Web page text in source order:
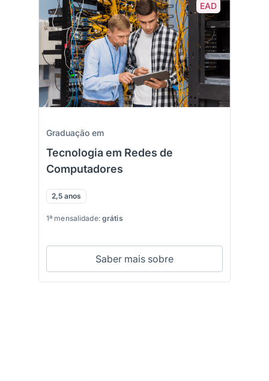
EAD
Graduação em
Tecnologia em Redes de
Computadores
2,5 anos
1ª mensalidade: grátis
Saber mais sobre